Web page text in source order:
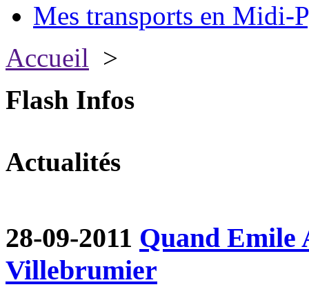
Mes transports en Midi-
Accueil >
Flash Infos
Actualités
28-09-2011 Quand Emile
Villebrumier